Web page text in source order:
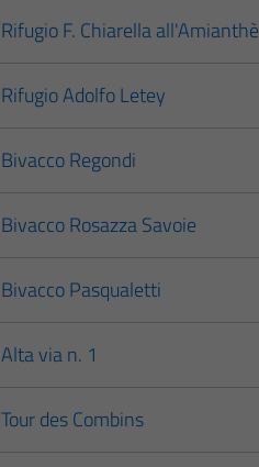
Rifugio F. Chiarella all'Amianthè
Rifugio Adolfo Letey
Bivacco Regondi
Bivacco Rosazza Savoie
Bivacco Pasqualetti
Alta via n. 1
Tour des Combins